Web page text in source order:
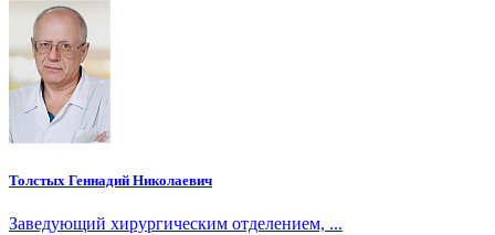
Толстых Геннадий Николаевич
Заведующий хирургическим отделением, ...